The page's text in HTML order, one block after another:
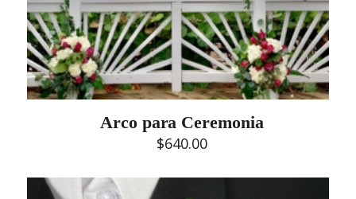
Arco para Ceremonia
$640.00